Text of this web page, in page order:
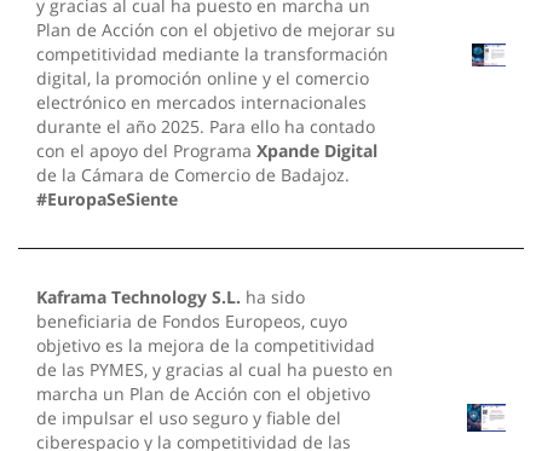
y gracias al cual ha puesto en marcha un
Plan de Acción con el objetivo de mejorar su
competitividad mediante la transformación
digital, la promoción online y el comercio
electrónico en mercados internacionales
durante el año 2025. Para ello ha contado
con el apoyo del Programa Xpande Digital
de la Cámara de Comercio de Badajoz.
#EuropaSeSiente
Kaframa Technology S.L. ha sido
beneficiaria de Fondos Europeos, cuyo
objetivo es la mejora de la competitividad
de las PYMES, y gracias al cual ha puesto en
marcha un Plan de Acción con el objetivo
de impulsar el uso seguro y fiable del
ciberespacio y la competitividad de las